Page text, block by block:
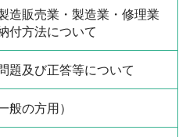
造販売業・製造業・修理業
付方法について
題及び正答等について
般の方用）